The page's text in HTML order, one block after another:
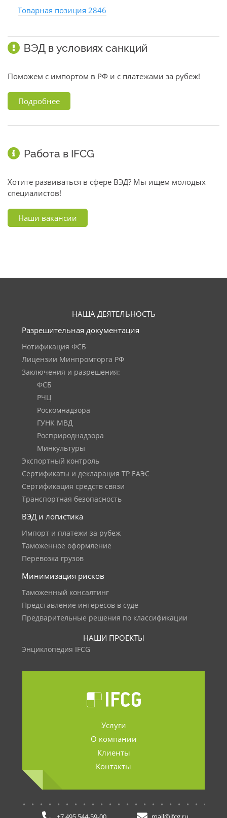
Товарная позиция 2846
ВЭД в условиях санкций
Поможем с импортом в РФ и с платежами за рубеж!
Подробнее
Работа в IFCG
Хотите развиваться в сфере ВЭД? Мы ищем молодых
специалистов!
Наши вакансии
НАША ДЕЯТЕЛЬНОСТЬ
Разрешительная документация
Нотификация ФСБ
Лицензии Минпромторга РФ
Заключения и разрешения:
ФСБ
РЧЦ
Роскомнадзора
ГУНК МВД
Росприроднадзора
Минкультуры
Экспортный контроль
Сертификаты и декларация ТР ЕАЭС
Сертификация средств связи
Транспортная безопасность
ВЭД и логистика
Импорт и платежи за рубеж
Таможенное оформление
Перевозка грузов
Минимизация рисков
Таможенный консалтинг
Представление интересов в суде
Предварительные решения по классификации
НАШИ ПРОЕКТЫ
Энциклопедия IFCG
Услуги
О компании
Клиенты
Контакты